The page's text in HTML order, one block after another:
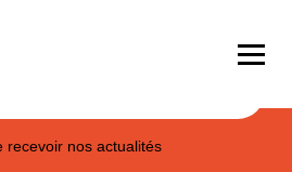
recevoir nos actualités